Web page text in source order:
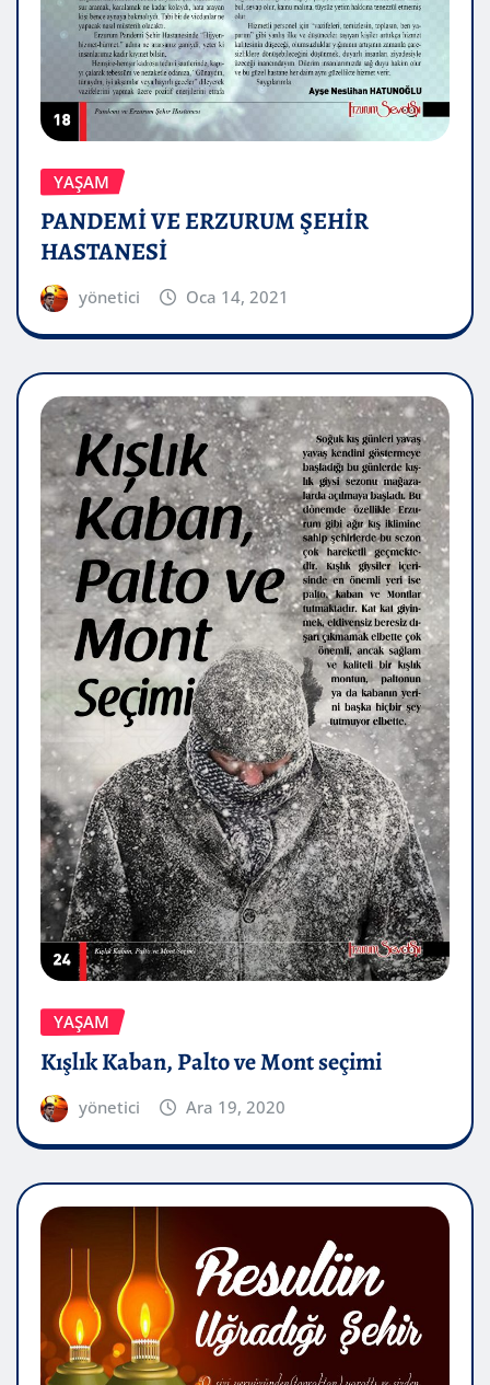
YAŞAM
PANDEMİ VE ERZURUM ŞEHİR
HASTANESİ
yönetici Oca 14, 2021
YAŞAM
Kışlık Kaban, Palto ve Mont seçimi
yönetici Ara 19, 2020